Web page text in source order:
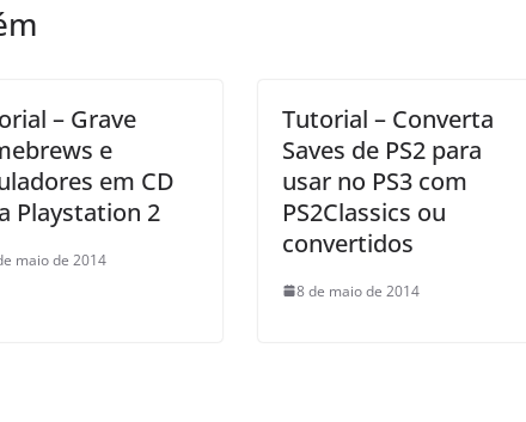
– Grave
e
em CD
Playstation 2
maio de 2014
Tutorial – Converta
Saves de PS2 para
usar no PS3 com
PS2Classics ou
convertidos
8 de maio de 2014